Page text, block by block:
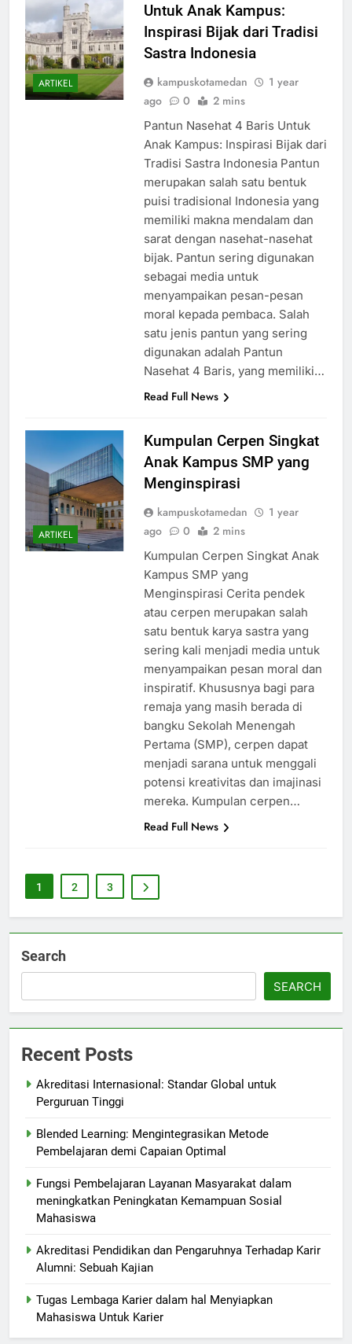
ARTIKEL
Untuk Anak Kampus:
Inspirasi Bijak dari Tradisi
Sastra Indonesia
kampuskotamedan
1 year
ago
0 2 mins
Pantun Nasehat 4 Baris Untuk
Anak Kampus: Inspirasi Bijak dari
Tradisi Sastra Indonesia Pantun
merupakan salah satu bentuk
puisi tradisional Indonesia yang
memiliki makna mendalam dan
sarat dengan nasehat-nasehat
bijak. Pantun sering digunakan
sebagai media untuk
menyampaikan pesan-pesan
moral kepada pembaca. Salah
satu jenis pantun yang sering
digunakan adalah Pantun
Nasehat 4 Baris, yang memiliki…
Read Full News
ARTIKEL
Kumpulan Cerpen Singkat
Anak Kampus SMP yang
Menginspirasi
kampuskotamedan
1 year
ago
0 2 mins
Kumpulan Cerpen Singkat Anak
Kampus SMP yang
Menginspirasi Cerita pendek
atau cerpen merupakan salah
satu bentuk karya sastra yang
sering kali menjadi media untuk
menyampaikan pesan moral dan
inspiratif. Khususnya bagi para
remaja yang masih berada di
bangku Sekolah Menengah
Pertama (SMP), cerpen dapat
menjadi sarana untuk menggali
potensi kreativitas dan imajinasi
mereka. Kumpulan cerpen…
Read Full News
1 2 3
Search
SEARCH
Recent Posts
Akreditasi Internasional: Standar Global untuk
Perguruan Tinggi
Blended Learning: Mengintegrasikan Metode
Pembelajaran demi Capaian Optimal
Fungsi Pembelajaran Layanan Masyarakat dalam
meningkatkan Peningkatan Kemampuan Sosial
Mahasiswa
Akreditasi Pendidikan dan Pengaruhnya Terhadap Karir
Alumni: Sebuah Kajian
Tugas Lembaga Karier dalam hal Menyiapkan
Mahasiswa Untuk Karier